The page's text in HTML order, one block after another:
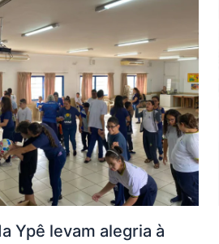
Ypê levam alegria à